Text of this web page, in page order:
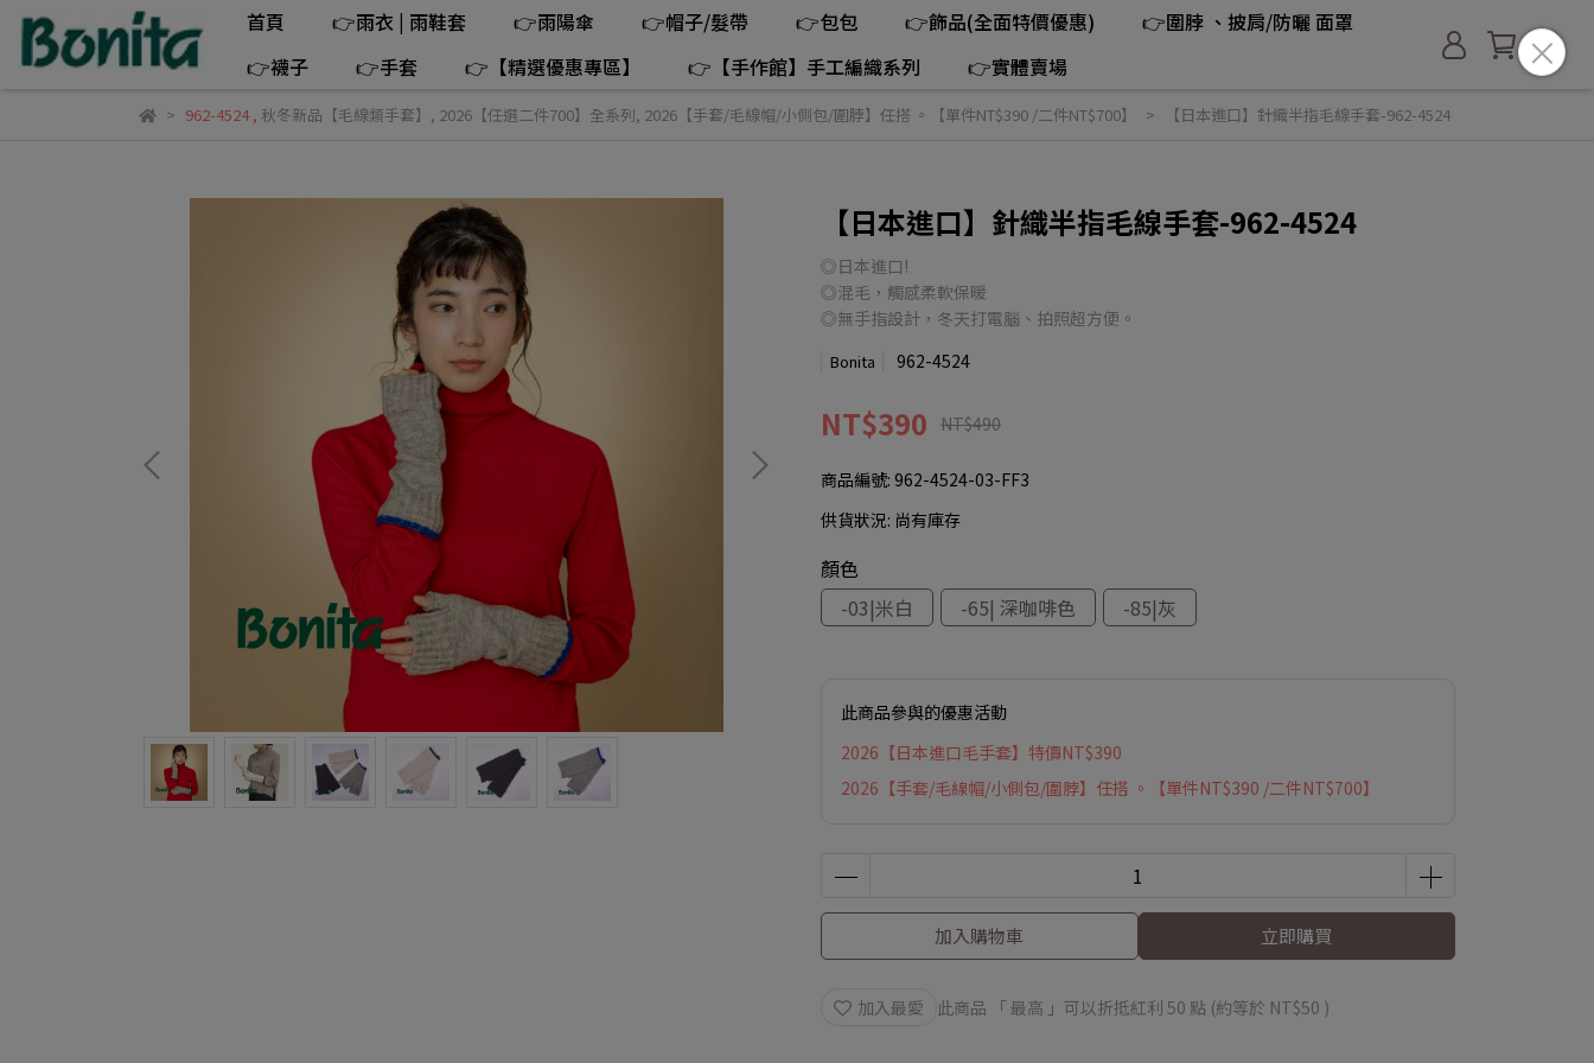
首頁 👉雨衣 | 雨鞋套 👉雨陽傘 👉帽子/髮帶 👉包包 👉飾品(全面特價優惠)
👉圍脖 、披肩/防曬 面罩
👉襪子
👉手套 👉【精選優惠專區】 👉【手作館】手工編織系列 👉實體賣場
962-4524, 秋冬新品【毛線類手套】 , 2026【任選二件700】全系列, 2026【手套/毛線帽/小側包/圍脖】任搭 。【單件NT$390 /二件NT$700】 【日本進口】針織半指毛線手套-962-4524
【日本進口】針織半指毛線手套-962-4524
◎日本進口!
◎混毛，觸感柔軟保暖
◎無手指設計，冬天打電腦、拍照超方便。
Bonita 962-4524
NT$390 NT$490
商品編號: 962-4524-03-FF3
供貨狀況: 尚有庫存
顏色
-03|米白
-65| 深咖啡色 -85|灰
此商品參與的優惠活動
2026【日本進口毛手套】特價NT$390
2026【手套/毛線帽/小側包/圍脖】任搭 。【單件NT$390 /二件NT$700】
加入購物車 立即購買
加入最愛 此商品 「 最高 」可以折抵紅利 50 點 (約等於 NT$50 )